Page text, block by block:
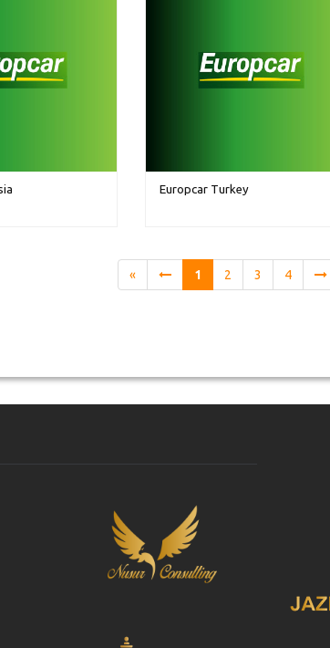
Europcar Turkey
«
1 2 3 4